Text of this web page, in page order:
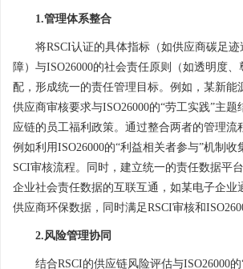
1.管理体系整合
将RSCI认证的具体指标（如供应商碳足
障）与ISO26000的社会责任原则（如透明度
配，形成统一的责任管理目标。例如，某新能
供应商审核要求与ISO26000的“劳工实践”主
应链的员工福利政策。通过整合两者的管理流
例如利用ISO26000的“利益相关者参与”机制
SCI审核流程。同时，建立统一的责任数据平
企业社会责任数据的互联互通，如某电子企业
供应商环保数据，同时满足RSCI审核和
2.风险管理协同
结合RSCI的供应链风险评估与ISO26000